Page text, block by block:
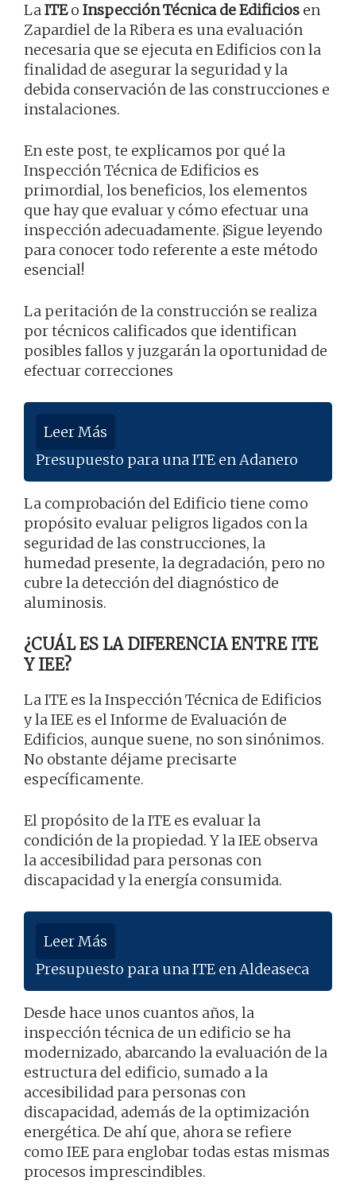
LaITEo Inspección Técnica de Edificios en
Zapardiel de la Ribera es una evaluación
necesaria que se ejecuta en Edificios con la
finalidad de asegurar la seguridad y la
debida conservación de las construcciones e
instalaciones.
En este post, te explicamos por qué la
Inspección Técnica de Edificios es
primordial, los beneficios, los elementos
que hay que evaluar y cómo efectuar una
inspección adecuadamente. ¡Sigue leyendo
para conocer todo referente a este método
esencial!
La peritación de la construcción se realiza
por técnicos calificados que identifican
posibles fallos y juzgarán la oportunidad de
efectuar correcciones
Leer Más
Presupuesto para una ITE en Adanero
La comprobación del Edificio tiene como
propósito evaluar peligros ligados con la
seguridad de las construcciones, la
humedad presente, la degradación, pero no
cubre la detección del diagnóstico de
aluminosis.
¿CUÁL ES LA DIFERENCIA ENTRE ITE
Y IEE?
La ITE es la Inspección Técnica de Edificios
y la IEE es el Informe de Evaluación de
Edificios, aunque suene, no son sinónimos.
No obstante déjame precisarte
específicamente.
El propósito de la ITE es evaluar la
condición de la propiedad. Y la IEE observa
la accesibilidad para personas con
discapacidad y la energía consumida.
Leer Más
Presupuesto para una ITE en Aldeaseca
Desde hace unos cuantos años, la
inspección técnica de un edificio se ha
modernizado, abarcando la evaluación de la
estructura del edificio, sumado a la
accesibilidad para personas con
discapacidad, además de la optimización
energética. De ahí que, ahora se refiere
como IEE para englobar todas estas mismas
procesos imprescindibles.